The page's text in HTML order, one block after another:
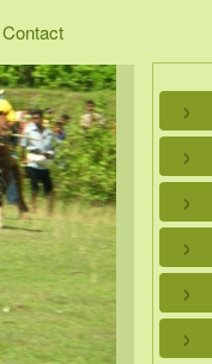
Contact